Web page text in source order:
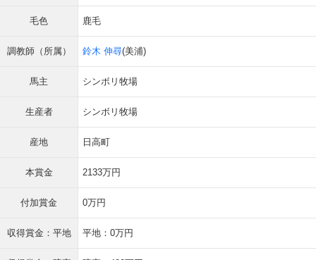
毛色 鹿毛
調教師（所属） 鈴木 伸尋(美浦)
馬主 シンボリ牧場
生産者 シンボリ牧場
産地 日高町
本賞金 2133万円
付加賞金 0万円
収得賞金：平地 平地：0万円